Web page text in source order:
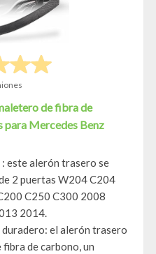
de fibra de
para Mercedes Benz
: este alerón trasero se
2 puertas W204 C204
C250 C300 2008
2014.
el alerón trasero
de carbono, un